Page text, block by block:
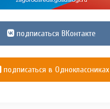
подписаться ВКонтакте
подписаться в Одноклассниках